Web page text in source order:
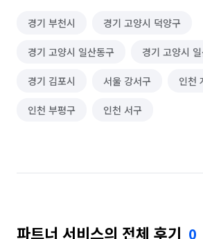
경기 부천시 경기 고양시 덕양구
경기 고양시 일산동구 경기 고양시
경기 김포시 서울 강서구 인천
인천 부평구 인천 서구
파트너 서비스의 전체 후기 0